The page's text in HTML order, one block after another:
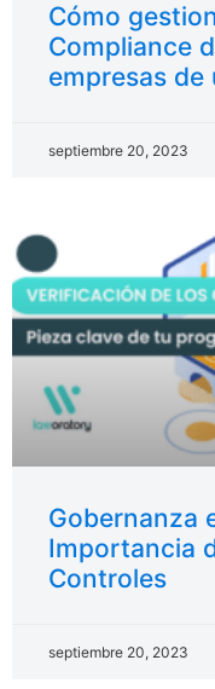
Cómo
Compliance
empresas de
septiembre 20, 2023
Gobernanza
Importancia
Controles
septiembre 20, 2023